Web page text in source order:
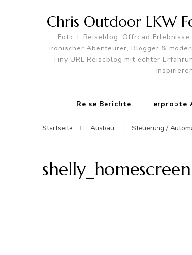
Chris Outdoor LKW
Foto + Reiseblog, Offroad
ironischer Abenteurer, Blogger &
Tiny URL Reiseblog mit echter
Reise Berichte erprobte
Startseite Ausbau Steuerung /
shelly_homescreen